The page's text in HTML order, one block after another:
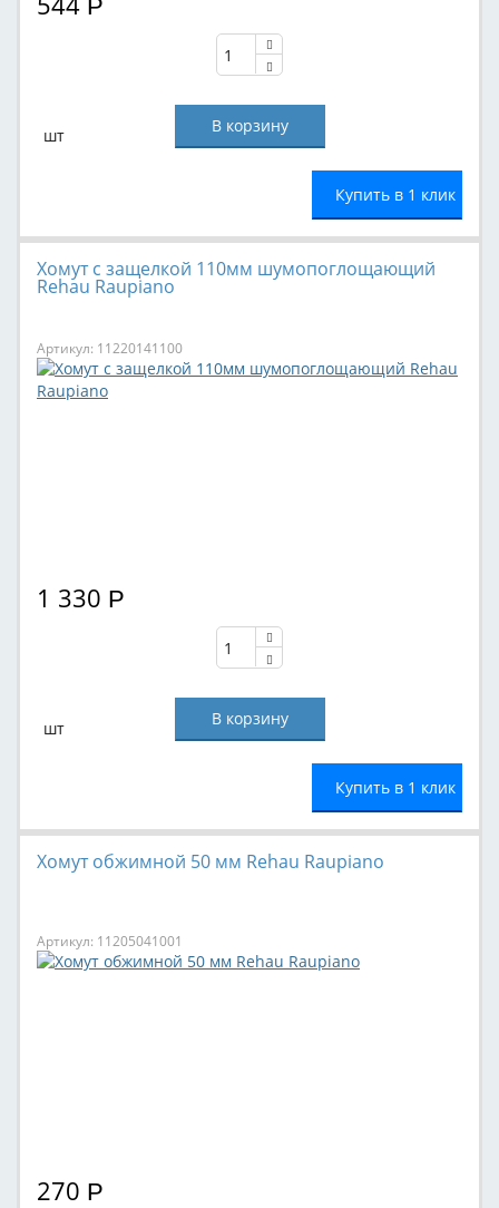
Р
шт
Купить в 1 клик
Хомут с защелкой 110мм шумопоглощающий
Rehau Raupiano
Артикул: 11220141100
1 330 Р
шт
Купить в 1 клик
Хомут обжимной 50 мм Rehau Raupiano
Артикул: 11205041001
270 Р